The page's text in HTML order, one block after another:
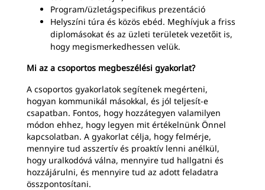
Program/üzletágspecifikus prezentáció
Helyszíni túra és közös ebéd. Meghívjuk a friss
diplomásokat és az üzleti területek vezetőit is,
hogy megismerkedhessen velük.
Mi az a csoportos megbeszélési gyakorlat?
A csoportos gyakorlatok segítenek megérteni,
hogyan kommunikál másokkal, és jól teljesít-e
csapatban. Fontos, hogy hozzátegyen valamilyen
módon ehhez, hogy legyen mit értékelnünk Önnel
kapcsolatban. A gyakorlat célja, hogy felmérje,
mennyire tud asszertív és proaktív lenni anélkül,
hogy uralkodóvá válna, mennyire tud hallgatni és
hozzájárulni, és mennyire tud az adott feladatra
összpontosítani.